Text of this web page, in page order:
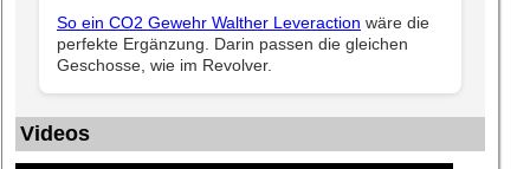
So ein CO2 Gewehr Walther Leveraction wäre die
perfekte Ergänzung. Darin passen die gleichen
Geschosse, wie im Revolver.
Videos